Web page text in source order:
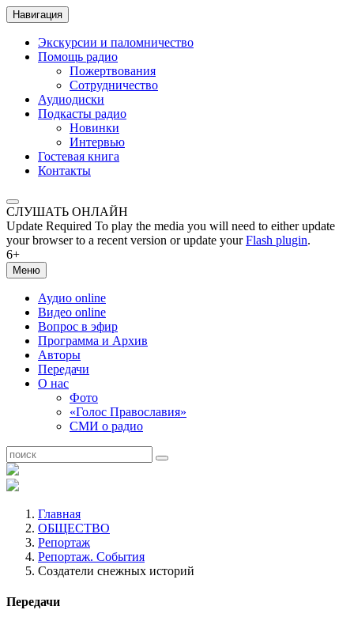
Навигация
Экскурсии и паломничество
Помощь радио
Пожертвования
Сотрудничество
Аудиодиски
Подкасты радио
Новинки
Интервью
Гостевая книга
Контакты
СЛУШАТЬ ОНЛАЙН
Update Required To play the media you will need to either update
your browser to a recent version or update yourFlash plugin.
6+
Меню
Аудио online
Видео online
Вопрос в эфир
Программа и Архив
Авторы
Передачи
О нас
Фото
«Голос Православия»
СМИ о радио
Главная
ОБЩЕСТВО
Репортаж
Репортаж. События
Создатели снежных историй
Передачи